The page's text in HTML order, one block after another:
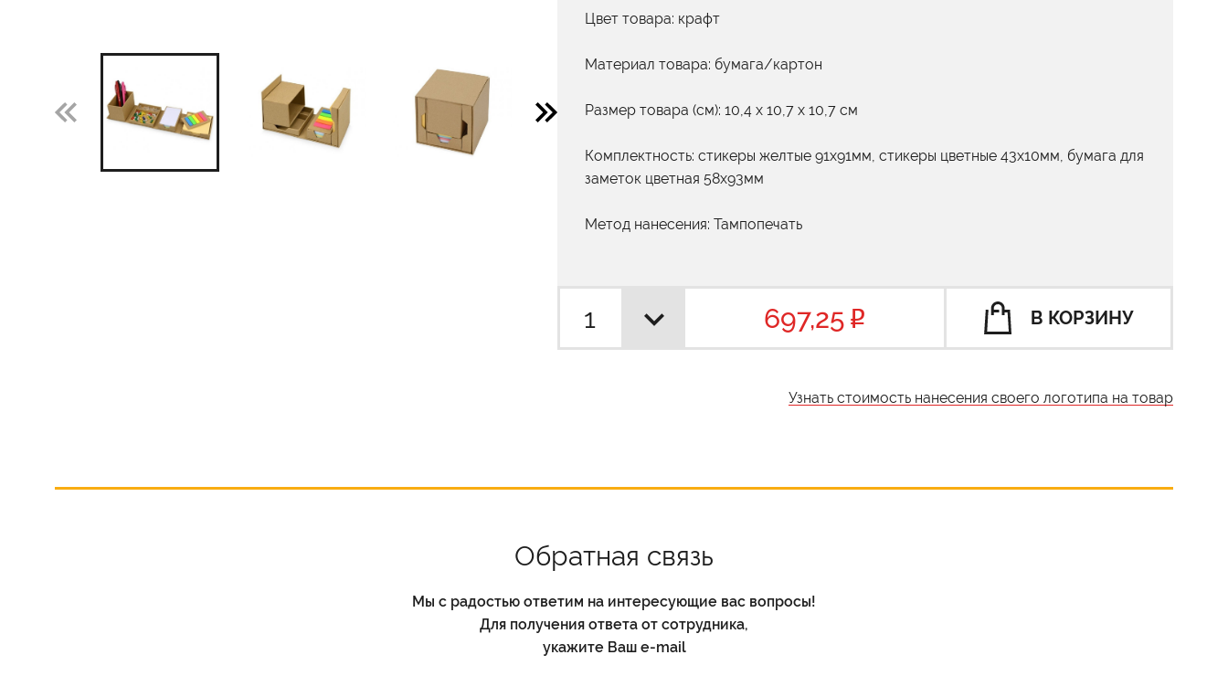
Цвет товара: крафт
Материал товара: бумага/картон
Размер товара (см): 10,4 х 10,7 х 10,7 см
Комплектность: стикеры желтые 91х91мм, стикеры цветные 43х10мм, бумага для
заметок цветная 58х93мм
Метод нанесения: Тампопечать
697,25 В КОРЗИНУ
Узнать стоимость нанесения своего логотипа на товар
Обратная связь
Мы с радостью ответим на интересующие вас вопросы!
Для получения ответа от сотрудника,
укажите Ваш e-mail